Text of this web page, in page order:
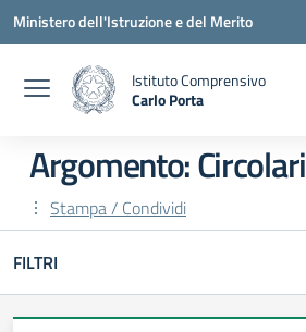
Vai ai contenuti
Vai al menu di navigazione
Vai al footer
Ministero dell'Istruzione e del Merito
Istituto Comprensivo
Carlo Porta
Argomento: Circolari
Stampa / Condividi
FILTRI